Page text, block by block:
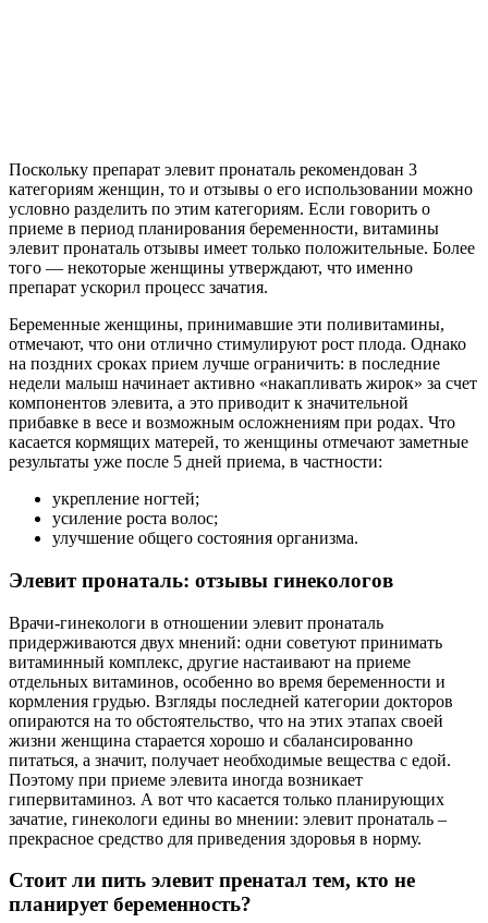
Поскольку препарат элевит пронаталь рекомендован 3
категориям женщин, то и отзывы о его использовании можно
условно разделить по этим категориям. Если говорить о
приеме в период планирования беременности, витамины
элевит пронаталь отзывы имеет только положительные. Более
того — некоторые женщины утверждают, что именно
препарат ускорил процесс зачатия.
Беременные женщины, принимавшие эти поливитамины,
отмечают, что они отлично стимулируют рост плода. Однако
на поздних сроках прием лучше ограничить: в последние
недели малыш начинает активно «накапливать жирок» за счет
компонентов элевита, а это приводит к значительной
прибавке в весе и возможным осложнениям при родах. Что
касается кормящих матерей, то женщины отмечают заметные
результаты уже после 5 дней приема, в частности:
укрепление ногтей;
усиление роста волос;
улучшение общего состояния организма.
Элевит пронаталь: отзывы гинекологов
Врачи-гинекологи в отношении элевит пронаталь
придерживаются двух мнений: одни советуют принимать
витаминный комплекс, другие настаивают на приеме
отдельных витаминов, особенно во время беременности и
кормления грудью. Взгляды последней категории докторов
опираются на то обстоятельство, что на этих этапах своей
жизни женщина старается хорошо и сбалансированно
питаться, а значит, получает необходимые вещества с едой.
Поэтому при приеме элевита иногда возникает
гипервитаминоз. А вот что касается только планирующих
зачатие, гинекологи едины во мнении: элевит пронаталь –
прекрасное средство для приведения здоровья в норму.
Стоит ли пить элевит пренатал тем, кто не
планирует беременность?